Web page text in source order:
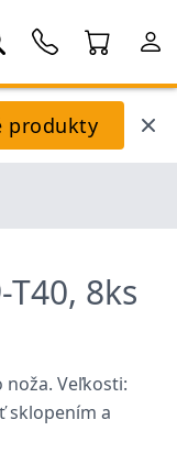
produkty
8ks
noža. Veľkosti:
sklopením a